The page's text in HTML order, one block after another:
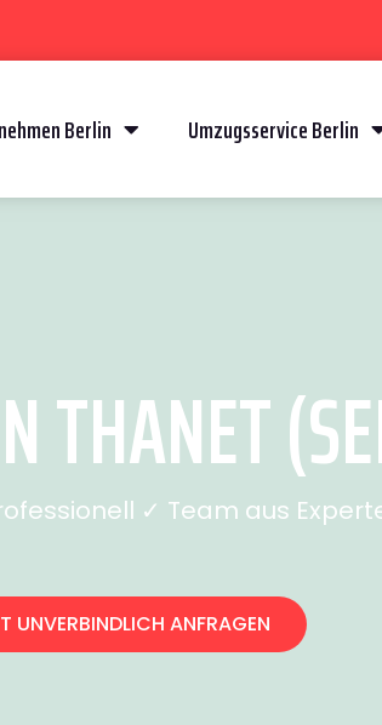
Berlin Umzugsservice Berlin
THANET
✓ Team aus
UNVERBINDLICH ANFRAGEN